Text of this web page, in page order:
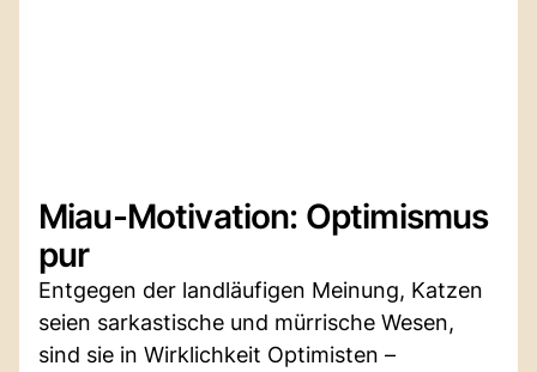
Miau-Motivation: Optimismus
pur
Entgegen der landläufigen Meinung, Katzen
seien sarkastische und mürrische Wesen,
sind sie in Wirklichkeit Optimisten –